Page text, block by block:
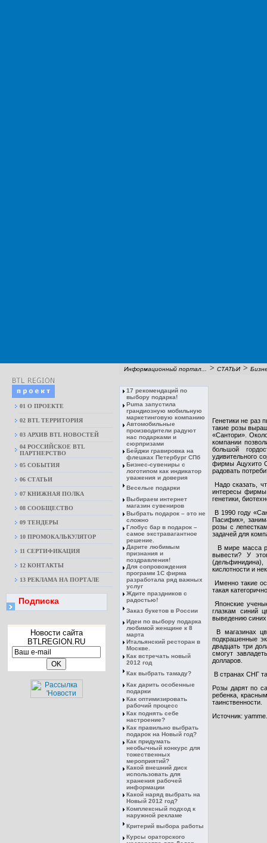
Информационный портал... > СТАТЬИ >
01 О ПРОЕКТЕ
02 BTL ТЕРРИТОРИЯ
03 АРХИВ BTL НОВОСТЕЙ
04 РОССИЙСКОЕ BTL
ПАРТНЕРСТВО
05 СОБЫТИЯ
06 СТАТЬИ
07 КНИЖНАЯ ПОЛКА
08 CООБЩЕСТВО
09 ТЕНДЕРЫ
10 ПРОМОКАЛЬКУЛЯТОР
11 СЕРТИФИКАЦИЯ
12 КОНТАКТЫ
13 РЕКЛАМА НА ПОРТАЛЕ
Подписка
Новости сайта
BTLREGION.RU
17 рекомендаций по
выбору подарка!
Puma запустила
грандиозную мобильную
маркетинговую компанию
Автомобильные
производители радуют
нас подарками и
сюрпризами
Бейджи гравировка на
флешках Петербург СПб
Бизнес-сувениры с
логотипом как индикатор
уважения и доверия
Веселые подарки
Выбираем интернет
магазин сувениров
Выбрать подарок – это не
сложно
Глобус бар в подарок –
самое экстравагантное
решение.
Дарите любимым
признания и
поздравления!
Для сопровождения
программ 1С фирма
разработала ряд важных
услуг
Ждите праздников с
радостью!
Заказ букетов в России
Идеи по выбору подарка
любимой женщине к 8
марта
Итальянский ресторан в
Москве.
Как встречать новый
2012 год
Как выбрать тамаду?
Как дарить особенные
подарки
Как оптимизировать
рабочий процесс
Как поднять себе
настроение?
Как правильно выбрать
подарок на Новый год?
Как придумать
необычный конкурс для
тожественных
мероприятий?
Какой внешний диск
использовать для
хранения рабочей
информации
Какой наряд выбрать на
Новый 2012 год?
Комплексный подход к
наружной рекламе
Критерий выбора работы
Курсы ораторского
Генетики не раз
такие розы
«Сантори».
компании
большой
удивительного
фирмы Ацухито
радовать
Надо сказать,
интересы
генетики,
В 1990 году
Пасифик»,
розы с
задачей для
В мире масса
вывести? У
кислотности и
Именно такие
такая
Японские
глазкам синий
выведению
В магазинах
подкрашенные
двадцать три
смогут
долларов.
В странах СНГ
Розы дарят по
ребенка,
таинственности.
Источник: